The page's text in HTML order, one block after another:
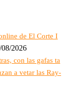
de El Corte I
08/2026
con las gafas ta
a vetar las Ray-